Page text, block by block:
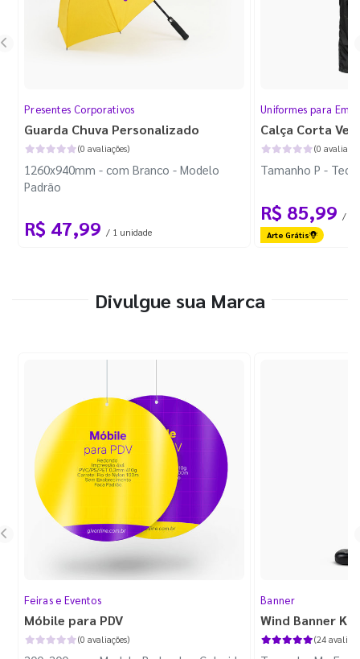
Presentes Corporativos
Guarda Chuva Personalizado
(0 avaliações)
1260x940mm - com Branco - Modelo
Padrão
R$ 47,99 / 1 unidade
Uniformes para
Calça Corta
(0
Tamanho P -
R$ 85,99 / 1
Arte Grátis
Divulgue sua Marca
Feiras e Eventos
Móbile para PDV
(0 avaliações)
Banner
Wind Banner
(24